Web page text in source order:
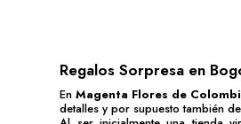
Regalos Sorpresa en
EnMagenta Flores de
detalles y por supuesto también